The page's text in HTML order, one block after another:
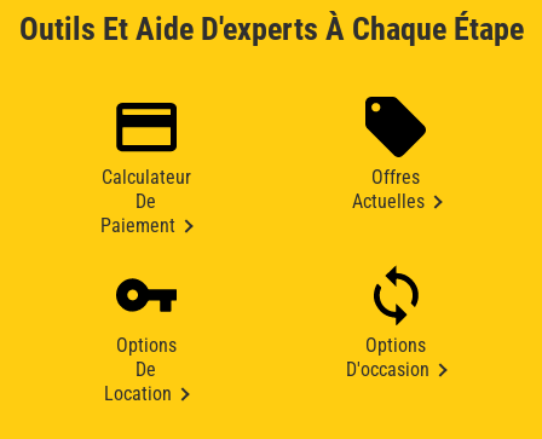
Outils Et Aide D'experts À Chaque Étape
Calculateur
De
Paiement
Offres
Actuelles
Options
De
Location
Options
D'occasion